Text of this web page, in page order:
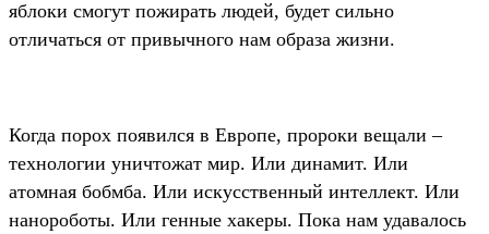
яблоки смогут пожирать людей, будет сильно
отличаться от привычного нам образа жизни.
Когда порох появился в Европе, пророки вещали –
технологии уничтожат мир. Или динамит. Или
атомная бобмба. Или искусственный интеллект. Или
нанороботы. Или генные хакеры. Пока нам удавалось